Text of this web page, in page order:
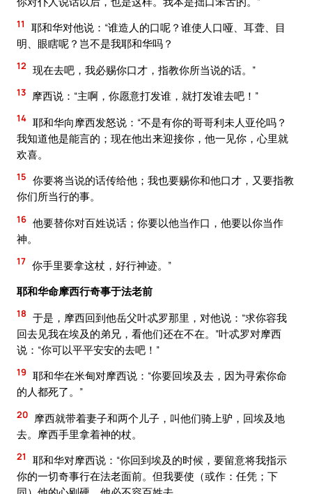
11
耶和华对他说：“谁造人的口呢？谁使人口哑、耳聋、目
明、眼瞎呢？岂不是我耶和华吗？
12 现在去吧，我必赐你口才，指教你所当说的话。”
13 摩西说：“主啊，你愿意打发谁，就打发谁去吧！”
14 耶和华向摩西发怒说：“不是有你的哥哥利未人亚伦吗？
我知道他是能言的；现在他出来迎接你，他一见你，心里就
欢喜。
15 你要将当说的话传给他；我也要赐你和他口才，又要指教
你们所当行的事。
16 他要替你对百姓说话；你要以他当作口，他要以你当作
神。
17 你手里要拿这杖，好行神迹。”
耶和华命摩西行奇事于法老前
18 于是，摩西回到他岳父叶忒罗那里，对他说：“求你容我
回去见我在埃及的弟兄，看他们还在不在。”叶忒罗对摩西
说：“你可以平平安安的去吧！”
19 耶和华在米甸对摩西说：“你要回埃及去，因为寻索你命
的人都死了。”
20 摩西就带着妻子和两个儿子，叫他们骑上驴，回埃及地
去。摩西手里拿着神的杖。
21
耶和华对摩西说：“你回到埃及的时候，要留意将我指示
你的一切奇事行在法老面前。但我要使（或作：任凭；下